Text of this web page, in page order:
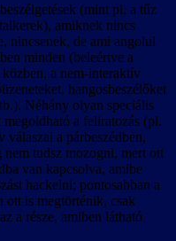
(mint pl. a tűz
amiknek nincs
nincsenek, de ami angolul
minden (beleértve a
a nem-interaktív
hangosbeszélőket
Néhány olyan speciális
a feliratozás (pl.
válaszai a párbeszédben,
nem tudsz mozogni, mert ott
van kapcsolva, amibe
hackelni; pontosabban a
ott is megtörténik, csak
a része, amiben látható